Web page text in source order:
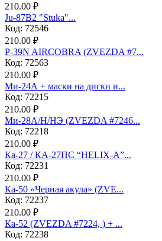
210.00 ₽
Ju-87B2 "Stuka"...
Код: 72546
210.00 ₽
P-39N AIRCOBRA (ZVEZDA #7...
Код: 72563
210.00 ₽
Ми-24А + маски на диски и...
Код: 72215
210.00 ₽
Ми-28А/Н/НЭ (ZVEZDA #7246...
Код: 72218
210.00 ₽
Ка-27 / КА-27ПС “HELIX-A”...
Код: 72231
210.00 ₽
Ка-50 «Черная акула» (ZVE...
Код: 72237
210.00 ₽
Ка-52 (ZVEZDA #7224, ) + ...
Код: 72238